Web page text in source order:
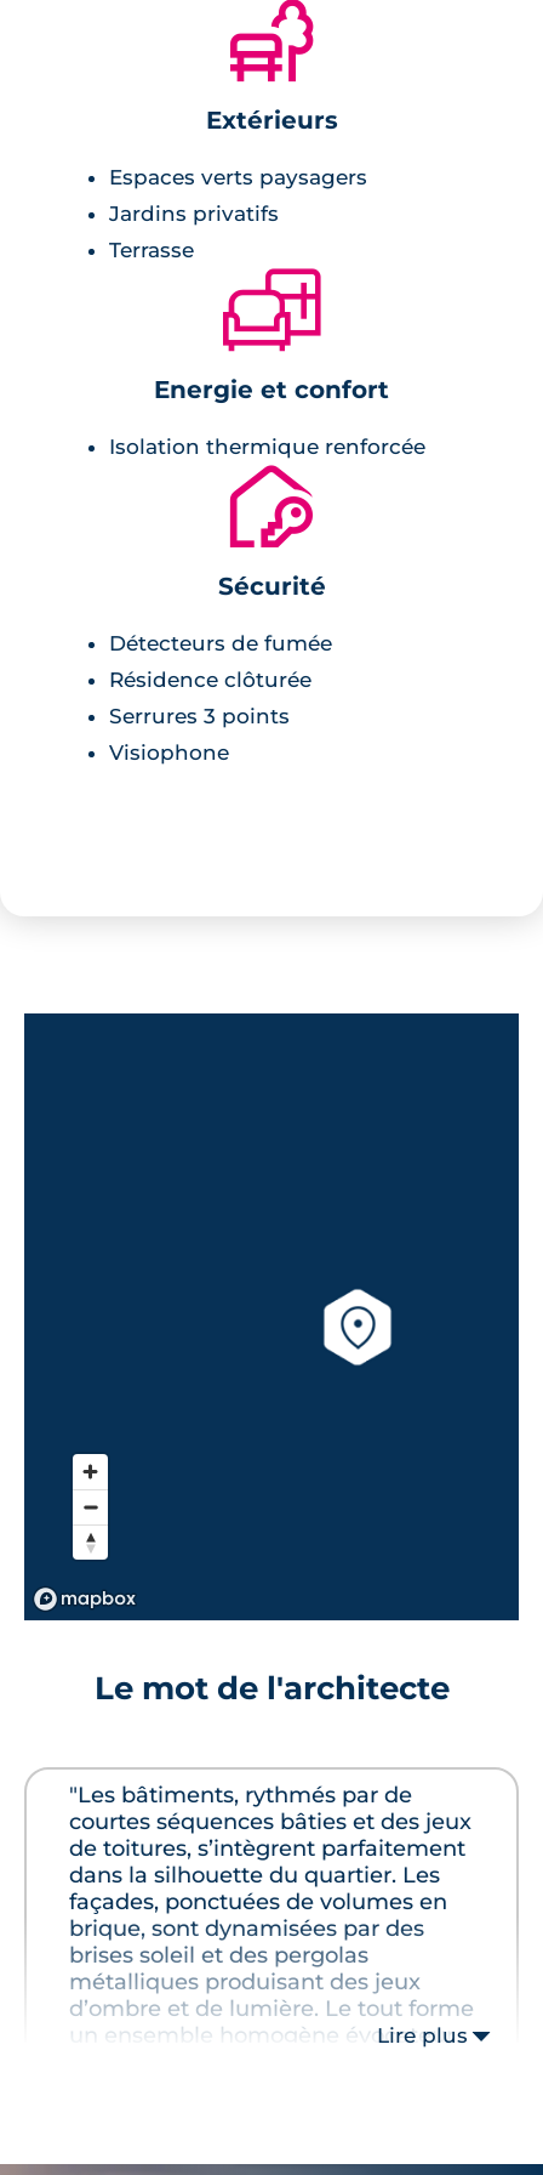
revêtement stratifié,
🌲
Extérieurs
Espaces verts paysagers
Jardins privatifs
Terrasse
🛋
Energie et confort
Isolation thermique renforcée
🔐
Sécurité
Détecteurs de fumée
Résidence clôturée
Serrures 3 points
Visiophone
Le mot de l'architecte
"Les bâtiments, rythmés par de
courtes séquences bâties et des jeux
de toitures, s’intègrent parfaitement
dans la silhouette du quartier. Les
façades, ponctuées de volumes en
brique, sont dynamisées par des
brises soleil et des pergolas
métalliques produisant des jeux
d’ombre et de lumière. Le tout forme
un ensemble homogène évocateur
Lire plus